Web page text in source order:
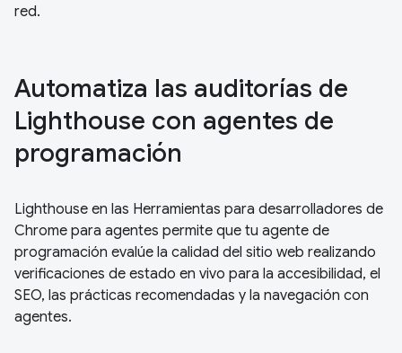
red.
Automatiza las auditorías de
Lighthouse con agentes de
programación
Lighthouse en las Herramientas para desarrolladores de
Chrome para agentes permite que tu agente de
programación evalúe la calidad del sitio web realizando
verificaciones de estado en vivo para la accesibilidad, el
SEO, las prácticas recomendadas y la navegación con
agentes.